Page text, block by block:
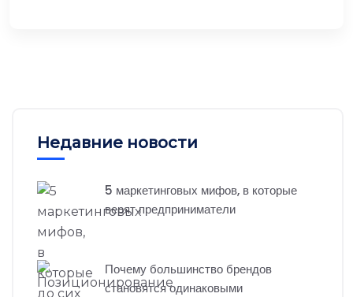
Недавние новости
5 маркетинговых мифов, в которые
верят предприниматели
Почему большинство брендов
становятся одинаковыми